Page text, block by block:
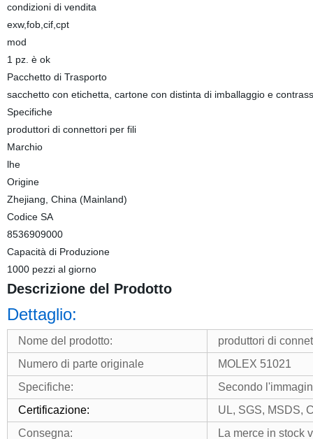
condizioni di vendita
exw,fob,cif,cpt
mod
1 pz. è ok
Pacchetto di Trasporto
sacchetto con etichetta, cartone con distinta di imballaggio e
Specifiche
produttori di connettori per fili
Marchio
lhe
Origine
Zhejiang, China (Mainland)
Codice SA
8536909000
Capacità di Produzione
1000 pezzi al giorno
Descrizione del Prodotto
Dettaglio:
Nome del prodotto:
produttori di
Numero di parte originale
MOLEX 51021
Specifiche:
Secondo
Certificazione:
UL, SGS, MSDS,
Consegna:
La merce in stock